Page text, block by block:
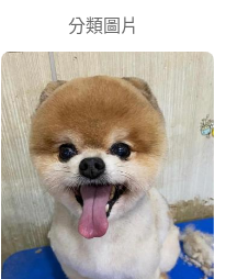
分類圖片